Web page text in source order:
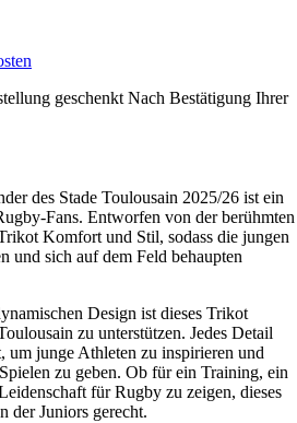
geschenkt Nach Bestätigung Ihrer
des Stade Toulousain 2025/26 ist ein
Fans. Entworfen von der berühmten
Komfort und Stil, sodass die jungen
und sich auf dem Feld behaupten
Design ist dieses Trikot
zu unterstützen. Jedes Detail
um junge Athleten zu inspirieren und
zu geben. Ob für ein Training, ein
für Rugby zu zeigen, dieses
der Juniors gerecht.